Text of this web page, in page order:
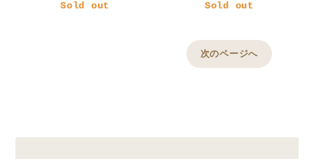
Sold out Sold out
次のページへ